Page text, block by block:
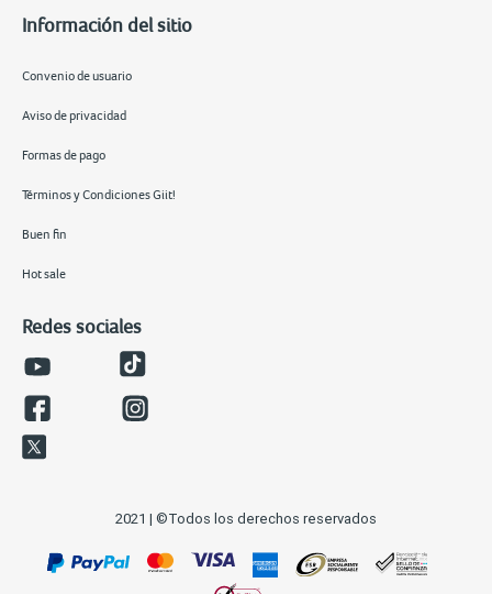
Información del sitio
Convenio de usuario
Aviso de privacidad
Formas de pago
Términos y Condiciones Giit!
Buen fin
Hot sale
Redes sociales
2021 | ©Todos los derechos reservados